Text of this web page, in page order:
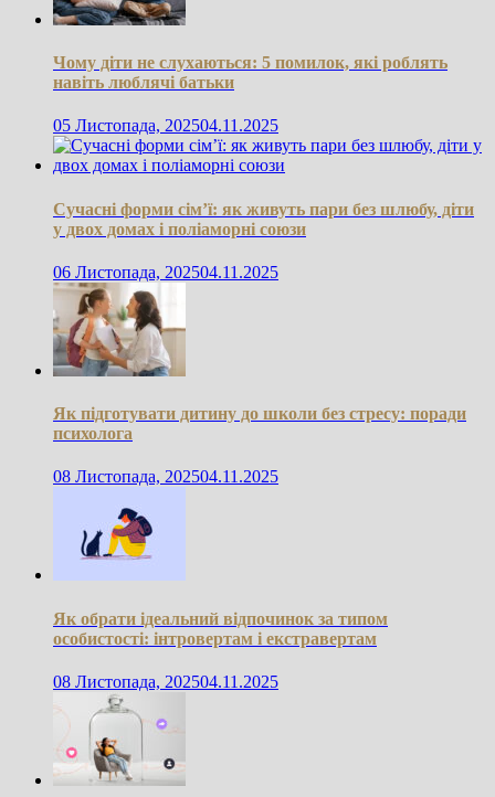
Чому діти не слухаються: 5 помилок, які роблять
навіть люблячі батьки
05 Листопада, 202504.11.2025
Сучасні форми сім’ї: як живуть пари без шлюбу, діти
у двох домах і поліаморні союзи
06 Листопада, 202504.11.2025
Як підготувати дитину до школи без стресу: поради
психолога
08 Листопада, 202504.11.2025
Як обрати ідеальний відпочинок за типом
особистості: інтровертам і екстравертам
08 Листопада, 202504.11.2025